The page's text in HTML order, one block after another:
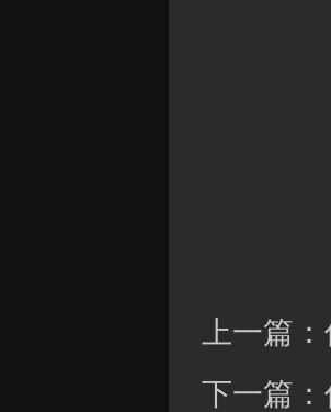
上一篇：
下一篇：